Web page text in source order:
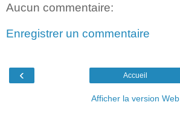
Aucun commentaire:
Enregistrer un commentaire
‹ Accueil
Afficher la version Web